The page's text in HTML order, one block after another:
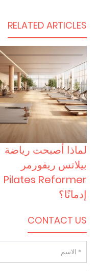
RELATED ARTICLES
لماذا أصبحت رياضة
بيلاتس ريفورمر
Pilates Reformer
إدمانًا؟
CONTACT US